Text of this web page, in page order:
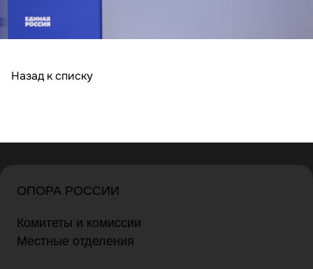
Назад к списку
ОПОРА РОССИИ
Комитеты и комиссии
Местные отделения